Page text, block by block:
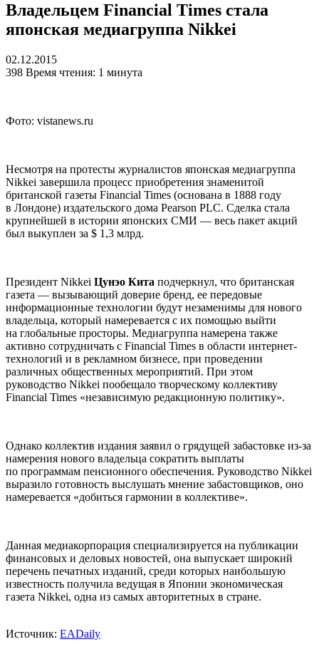
Владельцем Financial Times стала
японская медиагруппа Nikkei
02.12.2015
398 Время чтения: 1 минута
Фото: vistanews.ru
Несмотря на протесты журналистов японская медиагруппа
Nikkei завершила процесс приобретения знаменитой
британской газеты Financial Times (основана в 1888 году
в Лондоне) издательского дома Pearson PLC. Сделка стала
крупнейшей в истории японских СМИ — весь пакет акций
был выкуплен за $ 1,3 млрд.
Президент Nikkei Цунэо Кита подчеркнул, что британская
газета — вызывающий доверие бренд, ее передовые
информационные технологии будут незаменимы для нового
владельца, который намеревается с их помощью выйти
на глобальные просторы. Медиагруппа намерена также
активно сотрудничать с Financial Times в области интернет-
технологий и в рекламном бизнесе, при проведении
различных общественных мероприятий. При этом
руководство Nikkei пообещало творческому коллективу
Financial Times «независимую редакционную политику».
Однако коллектив издания заявил о грядущей забастовке из-за
намерения нового владельца сократить выплаты
по программам пенсионного обеспечения. Руководство Nikkei
выразило готовность выслушать мнение забастовщиков, оно
намеревается «добиться гармонии в коллективе».
Данная медиакорпорация специализируется на публикации
финансовых и деловых новостей, она выпускает широкий
перечень печатных изданий, среди которых наибольшую
известность получила ведущая в Японии экономическая
газета Nikkei, одна из самых авторитетных в стране.
Источник: EADaily